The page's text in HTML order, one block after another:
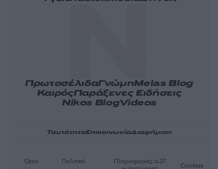
ΠρωτοσέλιδαΓνώμηMelas Blog
ΚαιρόςΠαράξενες Ειδήσεις
Nikos BlogVideos
ΤαυτότηταΕπικοινωνίαΔιαφήμιση
Όροι
Πολιτική
Πληροφορίες α.27
Cookies